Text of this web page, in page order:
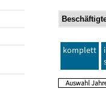
komplett